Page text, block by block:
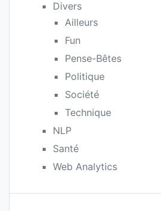
Divers
Ailleurs
Fun
Pense-Bêtes
Politique
Société
Technique
NLP
Santé
Web Analytics